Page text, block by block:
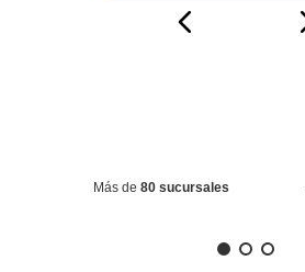
Más de 80 sucursales